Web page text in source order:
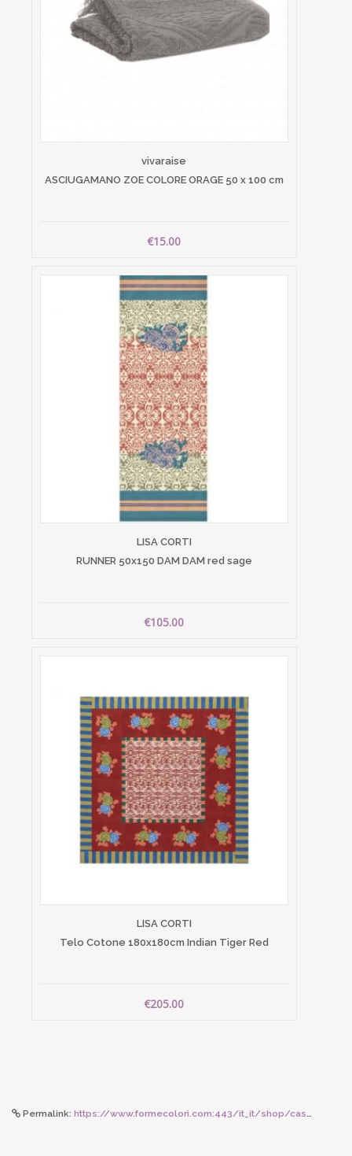
vivaraise
ASCIUGAMANO ZOE COLORE ORAGE 50 x 100 cm
€15.00
LISA CORTI
RUNNER 50x150 DAM DAM red sage
€105.00
LISA CORTI
Telo Cotone 180x180cm Indian Tiger Red
€205.00
Permalink: https://www.formecolori.com:443/it_it/shop/casa/asciugami/vivaraise_set_da_2_salviette_ospiti_charly_mirtillo/6289